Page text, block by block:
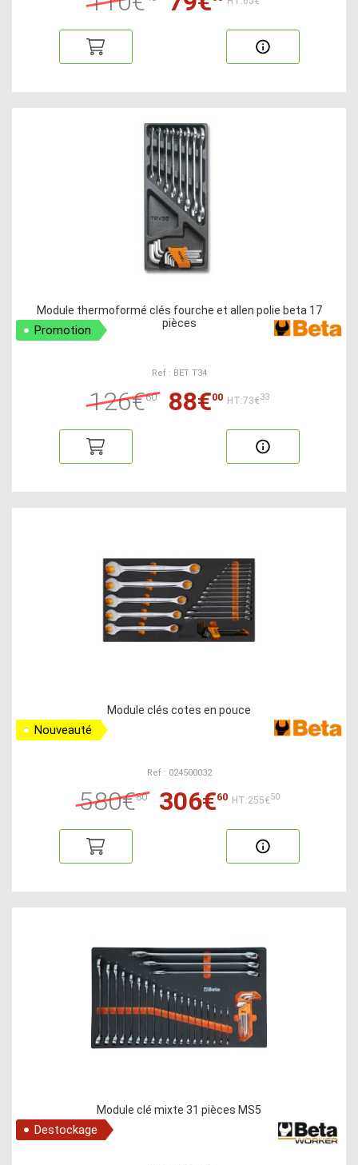
Module thermoformé clés fourche et allen polie beta 17
pièces
Promotion
Ref : BET T34
126€60 88€00 HT:73€33
Module clés cotes en pouce
Nouveauté
Ref : 024500032
580€80 306€60 HT:255€50
Module clé mixte 31 pièces MS5
Destockage